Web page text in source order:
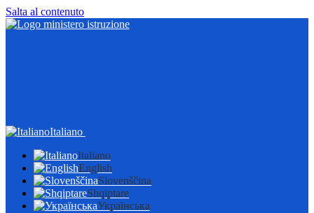
Salta al contenuto
Italiano
Italiano
English
Slovenščina
Shqiptare
Українська